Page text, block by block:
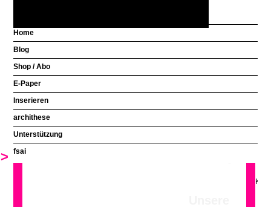
Aus welchem Land
kommen Sie?
Home
Blog
Shop / Abo
E-Paper
Inserieren
archithese
Unterstützung
fsai<
>
Unsere
Empfehlung